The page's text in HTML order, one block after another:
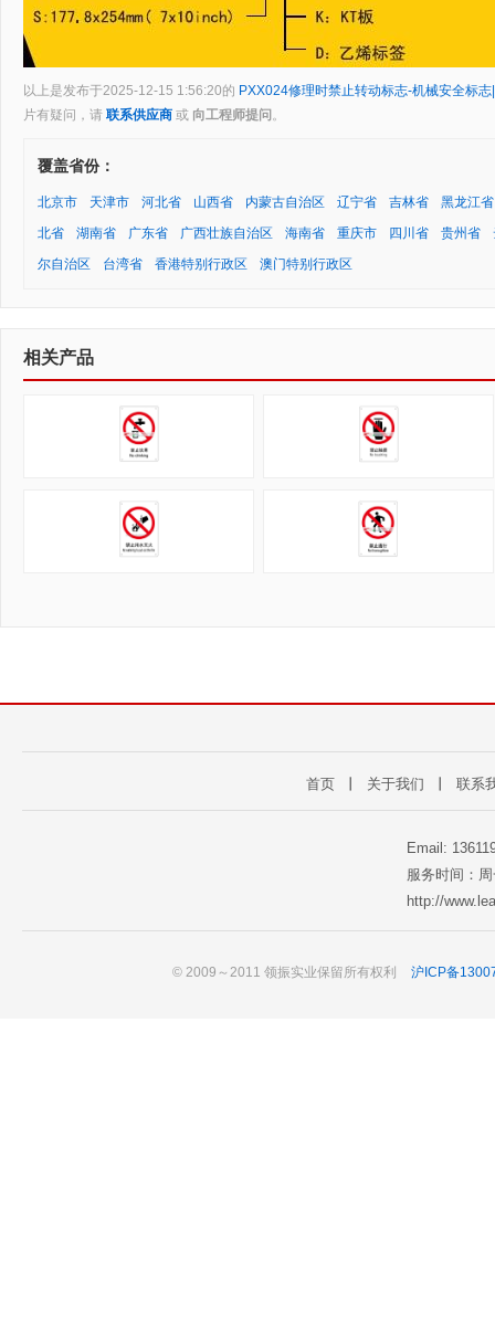
以上是发布于2025-12-15 1:56:20的 PXX024修理时禁止转动标志-机械安全标
片有疑问，请 联系供应商 或 向工程师提问 。
覆盖省份：
北京市 天津市 河北省 山西省 内蒙古自治区 辽宁省 吉林省
黑龙江省
北省
湖南省 广东省 广西壮族自治区 海南省 重庆市 四川省 贵州省
尔自治区
台湾省 香港特别行政区 澳门特别行政区
相关产品
首页 关于我们 联系
Email:
服务时间：
http://
© 2009～2011 领振实业保留所有权利 沪ICP备